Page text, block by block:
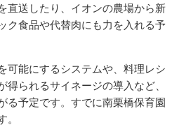
直送したり、イオンの農場から新
ク食品や代替肉にも力を入れる予
可能にするシステムや、料理レシ
得られるサイネージの導入など、
る予定です。すでに南栗橋保育園